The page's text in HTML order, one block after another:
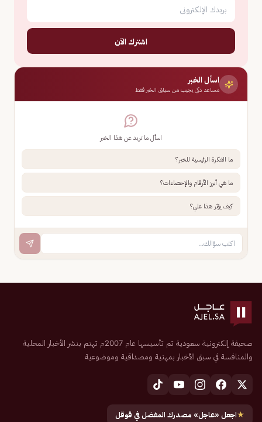
اشترك الآن
اسأل الخبر
مساعد ذكي يجيب من سياق الخبر فقط
اسأل ما تريد عن هذا الخبر
ما الفكرة الرئيسية للخبر؟
ما هي أبرز الأرقام والإحصاءات؟
كيف يؤثر هذا علي؟
صحيفة إلكترونية سعودية تم تأسيسها عام 2007م تهتم بنشر الأخبار المحلية
والمنافسة في سبق الأخبار بمهنية ومصداقية وموضوعية
★اجعل «عاجل» مصدرك المفضل في قوقل